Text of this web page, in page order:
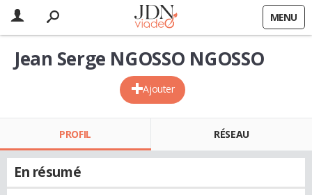
MENU
Ajouter
Jean Serge NGOSSO NGOSSO
PROFIL RÉSEAU
En résumé